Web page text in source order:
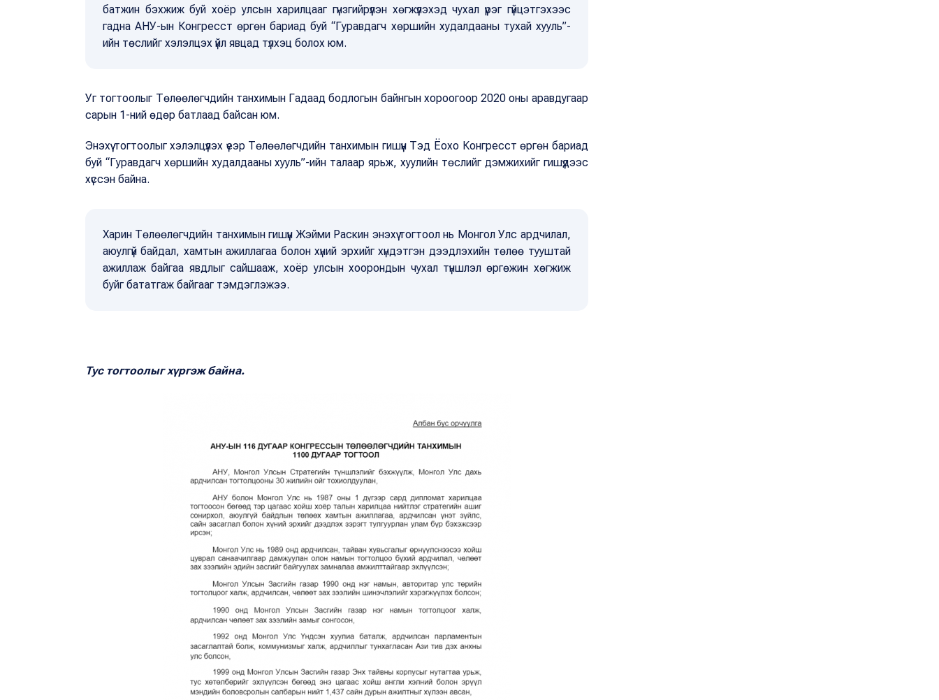
батжин бэхжиж буй хоёр улсын харилцааг гүнзгийрүүлэн хөгжүүлэхэд чухал үүрэг гүйцэтгэхээс
гадна АНУ-ын Конгресст өргөн бариад буй “Гуравдагч хөршийн худалдааны тухай хууль”-
ийн төслийг хэлэлцэх үйл явцад түлхэц болох юм.
Уг тогтоолыг Төлөөлөгчдийн танхимын Гадаад бодлогын байнгын хороогоор 2020 оны аравдугаар
сарын 1-ний өдөр батлаад байсан юм.
Энэхүү тогтоолыг хэлэлцүүлэх үеэр Төлөөлөгчдийн танхимын гишүүн Тэд Ёохо Конгресст өргөн бариад
буй “Гуравдагч хөршийн худалдааны хууль”-ийн талаар ярьж, хуулийн төслийг дэмжихийг гишүүдээс
хүссэн байна.
Харин Төлөөлөгчдийн танхимын гишүүн Жэйми Раскин энэхүү тогтоол нь Монгол Улс ардчилал,
аюулгүй байдал, хамтын ажиллагаа болон хүний эрхийг хүндэтгэн дээдлэхийн төлөө тууштай
ажиллаж байгаа явдлыг сайшааж, хоёр улсын хоорондын чухал түншлэл өргөжин хөгжиж
буйг бататгаж байгааг тэмдэглэжээ.
Тус тогтоолыг хүргэж байна.